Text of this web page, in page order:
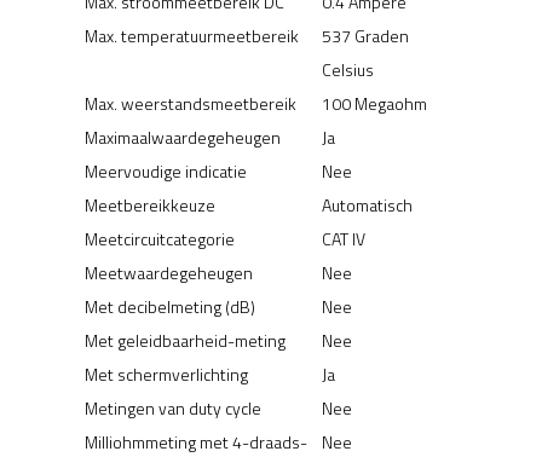
Max. temperatuurmeetbereik
537 Graden
Celsius
Max. weerstandsmeetbereik
100 Megaohm
Maximaalwaardegeheugen
Ja
Meervoudige indicatie
Nee
Meetbereikkeuze
Automatisch
Meetcircuitcategorie
CAT IV
Meetwaardegeheugen
Nee
Met decibelmeting (dB)
Nee
Met geleidbaarheid-meting
Nee
Met schermverlichting
Ja
Metingen van duty cycle
Nee
Milliohmmeting met 4-draads-
Nee